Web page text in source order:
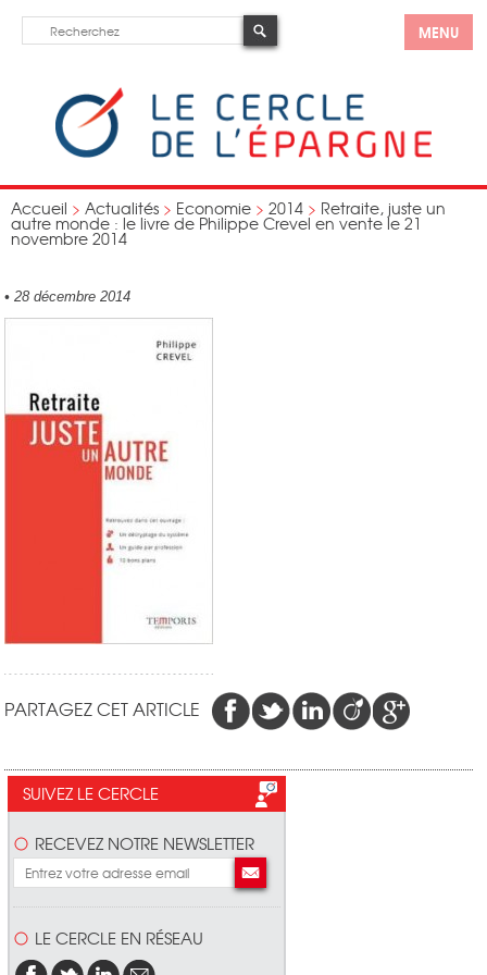
MENU
Accueil > Actualités > Economie > 2014 > Retraite, juste un
autre monde : le livre de Philippe Crevel en vente le 21
novembre 2014
• 28 décembre 2014
PARTAGEZ CET ARTICLE
SUIVEZ LE CERCLE
RECEVEZ NOTRE NEWSLETTER
LE CERCLE EN RÉSEAU